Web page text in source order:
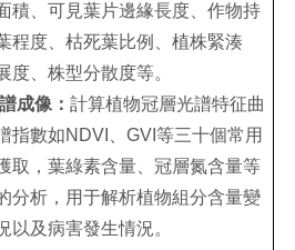
積、可見葉片邊緣長度、作物持
程度、枯死葉比例、植株緊湊
度、株型分散度等。
成像 ：計算植物冠層光譜特征曲
指數如NDVI、GVI等三十個常用
取，葉綠素含量、冠層氮含量等
分析，用于解析植物組分含量變
以及病害發生情況。